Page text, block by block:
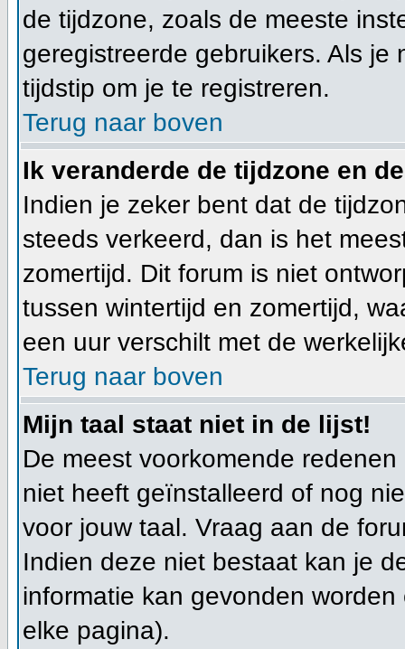
de tijdzone, zoals de meeste
geregistreerde gebruikers. Als
tijdstip om je te registreren.
Terug naar boven
Ik veranderde de tijdzone en
Indien je zeker bent dat de
steeds verkeerd, dan is het
zomertijd. Dit forum is niet
tussen wintertijd en zomertijd,
een uur verschilt met de
Terug naar boven
Mijn taal staat niet in de lijst!
De meest voorkomende
niet heeft geïnstalleerd of nog
voor jouw taal. Vraag aan de
Indien deze niet bestaat kan je
informatie kan gevonden
elke pagina).